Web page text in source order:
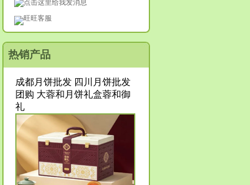
旺旺客服
热销产品
成都月饼批发 四川月饼批发
团购 大蓉和月饼礼盒蓉和御
礼